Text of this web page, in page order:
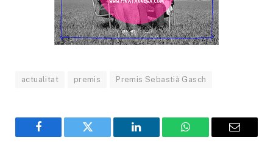
actualitat premis Premis Sebastià Gasch
Facebook Twitter LinkedIn WhatsAppEmail